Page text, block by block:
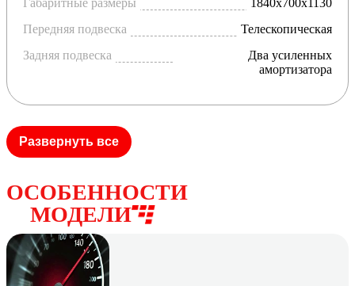
Передняя подвеска
Телескопическая
Задняя подвеска
Два усиленных
амортизатора
Развернуть все
ОСОБЕННОСТИ
МОДЕЛИ